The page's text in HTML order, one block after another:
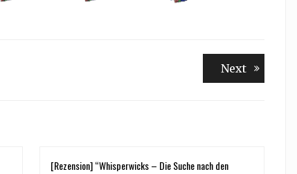
NextNext
[Rezension] “Whisperwicks – Die Suche nach den